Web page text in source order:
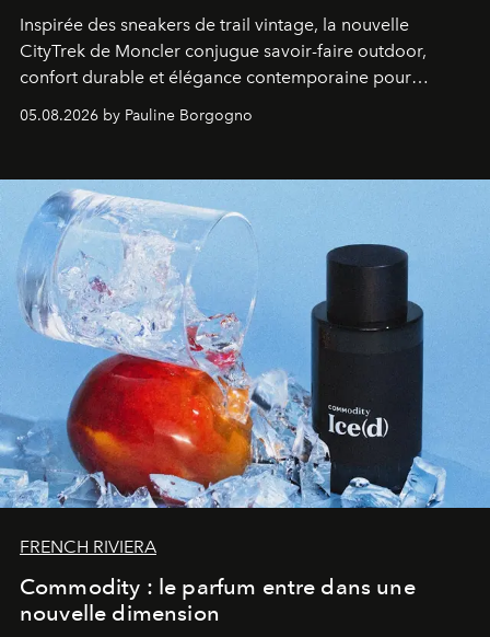
Inspirée des sneakers de trail vintage, la nouvelle
CityTrek de Moncler conjugue savoir-faire outdoor,
confort durable et élégance contemporaine pour
05.08.2026 by Pauline Borgogno
FRENCH RIVIERA
Commodity : le parfum entre dans une
nouvelle dimension